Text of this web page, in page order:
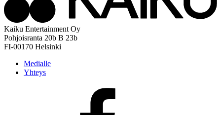
Kaiku Entertainment Oy
Pohjoisranta 20b B 23b
FI-00170 Helsinki
Medialle
Yhteys